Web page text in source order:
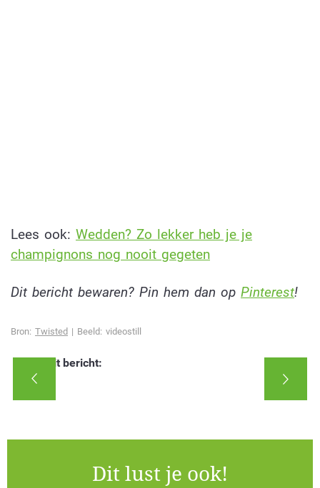
Lees ook: Wedden? Zo lekker heb je je
champignons nog nooit gegeten
Dit bericht bewaren? Pin hem dan op Pinterest!
Bron: Twisted | Beeld: videostill
Deel dit bericht:
Dit lust je ook!